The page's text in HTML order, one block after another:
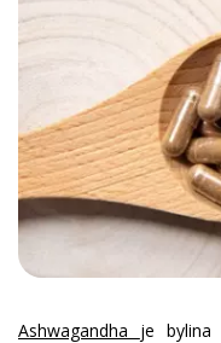
Ashwagandha je bylina